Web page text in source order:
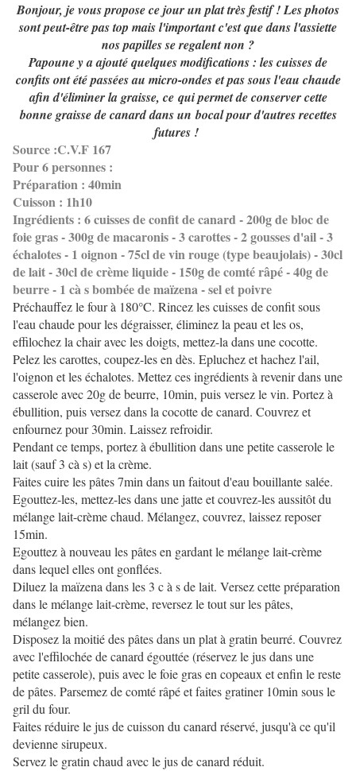
Bonjour, je vous propose ce jour un plat très festif ! Les photos
sont peut-être pas top mais l'important c'est que dans l'assiette
nos papilles se regalent non ?
Papoune y a ajouté quelques modifications : les cuisses de
confits ont été passées au micro-ondes et pas sous l'eau chaude
afin d'éliminer la graisse, ce qui permet de conserver cette
bonne graisse de canard dans un bocal pour d'autres recettes
futures !
Source :C.V.F 167
Pour 6 personnes :
Préparation : 40min
Cuisson : 1h10
Ingrédients : 6 cuisses de confit de canard - 200g de bloc de
foie gras - 300g de macaronis - 3 carottes - 2 gousses d'ail - 3
échalotes - 1 oignon - 75cl de vin rouge (type beaujolais) - 30cl
de lait - 30cl de crème liquide - 150g de comté râpé - 40g de
beurre - 1 cà s bombée de maïzena - sel et poivre
Préchauffez le four à 180°C. Rincez les cuisses de confit sous
l'eau chaude pour les dégraisser, éliminez la peau et les os,
effilochez la chair avec les doigts, mettez-la dans une cocotte.
Pelez les carottes, coupez-les en dès. Epluchez et hachez l'ail,
l'oignon et les échalotes. Mettez ces ingrédients à revenir dans une
casserole avec 20g de beurre, 10min, puis versez le vin. Portez à
ébullition, puis versez dans la cocotte de canard. Couvrez et
enfournez pour 30min. Laissez refroidir.
Pendant ce temps, portez à ébullition dans une petite casserole le
lait (sauf 3 cà s) et la crème.
Faites cuire les pâtes 7min dans un faitout d'eau bouillante salée.
Egouttez-les, mettez-les dans une jatte et couvrez-les aussitôt du
mélange lait-crème chaud. Mélangez, couvrez, laissez reposer
15min.
Egouttez à nouveau les pâtes en gardant le mélange lait-crème
dans lequel elles ont gonflées.
Diluez la maïzena dans les 3 c à s de lait. Versez cette préparation
dans le mélange lait-crème, reversez le tout sur les pâtes,
mélangez bien.
Disposez la moitié des pâtes dans un plat à gratin beurré. Couvrez
avec l'effilochée de canard égouttée (réservez le jus dans une
petite casserole), puis avec le foie gras en copeaux et enfin le reste
de pâtes. Parsemez de comté râpé et faites gratiner 10min sous le
gril du four.
Faites réduire le jus de cuisson du canard réservé, jusqu'à ce qu'il
devienne sirupeux.
Servez le gratin chaud avec le jus de canard réduit.